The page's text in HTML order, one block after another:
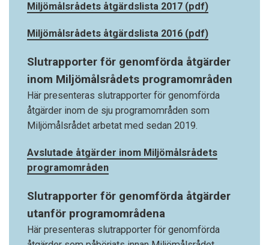
Miljömålsrådets åtgärdslista 2017 (pdf)
Miljömålsrådets åtgärdslista 2016 (pdf)
Slutrapporter för genomförda åtgärder
inom Miljömålsrådets programområden
Här presenteras slutrapporter för genomförda
åtgärder inom de sju programområden som
Miljömålsrådet arbetat med sedan 2019.
Avslutade åtgärder inom Miljömålsrådets
programområden
Slutrapporter för genomförda åtgärder
utanför programområdena
Här presenteras slutrapporter för genomförda